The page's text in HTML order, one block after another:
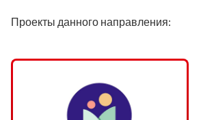
Проекты данного направления: